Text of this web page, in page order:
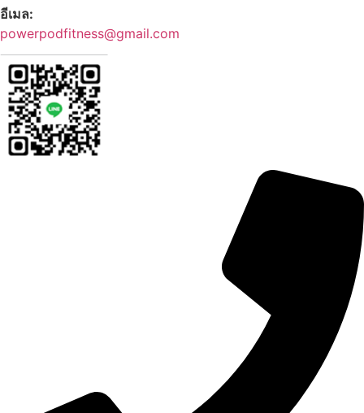
อีเมล:
powerpodfitness@gmail.com